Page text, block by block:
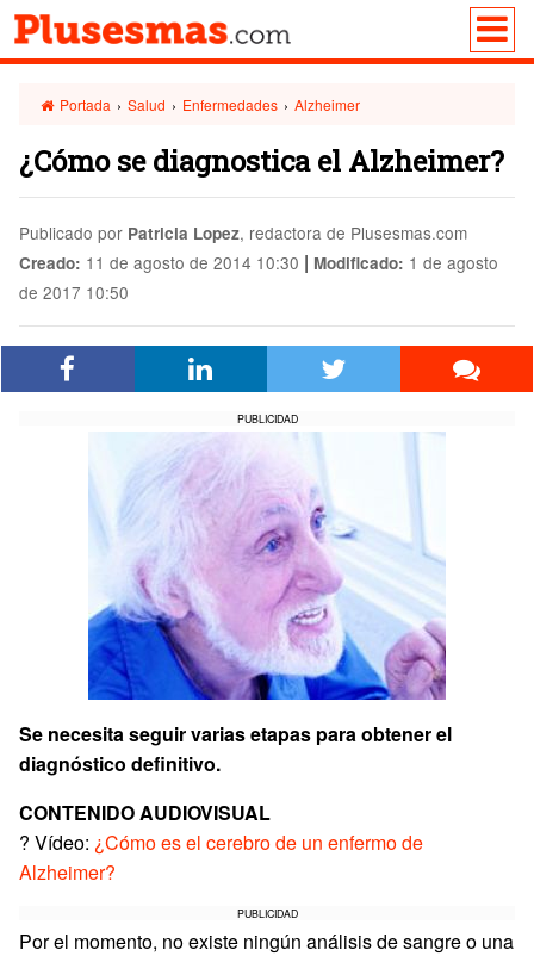
Portada › Salud › Enfermedades › Alzheimer
¿Cómo se diagnostica el Alzheimer?
Publicado por Patricia Lopez, redactora de Plusesmas.com
Creado: 11 de agosto de 2014 10:30 | Modificado: 1 de agosto
de 2017 10:50
PUBLICIDAD
Se necesita seguir varias etapas para obtener el
diagnóstico definitivo.
CONTENIDO AUDIOVISUAL
? Vídeo: ¿Cómo es el cerebro de un enfermo de
Alzheimer?
PUBLICIDAD
Por el momento, no existe ningún análisis de sangre o una